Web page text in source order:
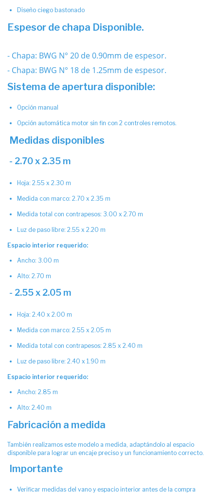
Diseño ciego bastonado
Espesor de chapa Disponible.
- Chapa: BWG N° 20 de 0.90mm de espesor.
- Chapa: BWG N° 18 de 1.25mm de espesor.
Sistema de apertura disponible:
Opción manual
Opción automática motor sin fin con 2 controles remotos.
Medidas disponibles
- 2.70 x 2.35 m
Hoja: 2.55 x 2.30 m
Medida con marco: 2.70 x 2.35 m
Medida total con contrapesos: 3.00 x 2.70 m
Luz de paso libre: 2.55 x 2.20 m
Espacio interior requerido:
Ancho: 3.00 m
Alto: 2.70 m
- 2.55 x 2.05 m
Hoja: 2.40 x 2.00 m
Medida con marco: 2.55 x 2.05 m
Medida total con contrapesos: 2.85 x 2.40 m
Luz de paso libre: 2.40 x 1.90 m
Espacio interior requerido:
Ancho: 2.85 m
Alto: 2.40 m
Fabricación a medida
También realizamos este modelo a medida, adaptándolo al espacio
disponible para lograr un encaje preciso y un funcionamiento correcto.
Importante
Verificar medidas del vano y espacio interior antes de la compra